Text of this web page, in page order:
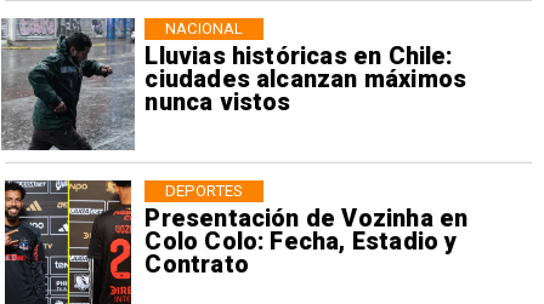
Lluvias históricas en Chile:
ciudades alcanzan máximos
nunca vistos
NACIONAL
Presentación de Vozinha en
Colo Colo: Fecha, Estadio y
Contrato
DEPORTES